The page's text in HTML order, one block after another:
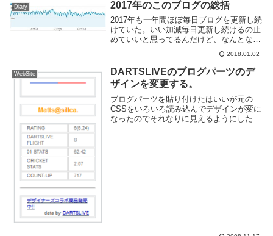
Diary 2017年のこのブログの総括
2017年も一年間ほぼ毎日ブログを更新し続
けていた。いい加減毎日更新し続けるの止
めていいと思ってるんだけど、なんとなく
続けている。そろそろ止めるか。アクセス
数の推移去年一年の PV 数を Google
Analytics より出してみた。一...
2018.01.02
WebSite
DARTSLIVEのブログパーツのデ
ザインを変更する。
ブログパーツを貼り付けたはいいが元の
CSSをいろいろ読み込んでデザインが変に
なったのでそれなりに見えるようにした。